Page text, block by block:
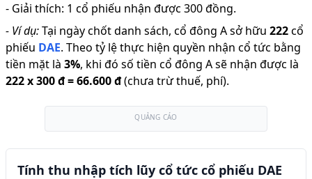
- Giải thích: 1 cổ phiếu nhận được 300 đồng.
- Ví dụ:Tại ngày chốt danh sách, cổ đông A sở hữu 222cổ
phiếu DAE. Theo tỷ lệ thực hiện quyền nhận cổ tức bằng
tiền mặt là 3%, khi đó số tiền cổ đông A sẽ nhận được là
222x300 đ=66.600 đ(chưa trừ thuế, phí).
QUẢNG CÁO
Tính thu nhập tích lũy cổ tức cổ phiếu DAE